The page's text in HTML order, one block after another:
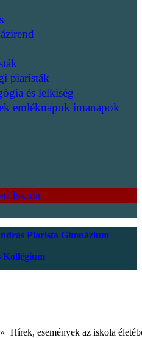
piaristák
és lelkiség
emléknapok imanapok
Iskola
Piarista Gimnázium
Kollégium
» Hírek, események az iskola